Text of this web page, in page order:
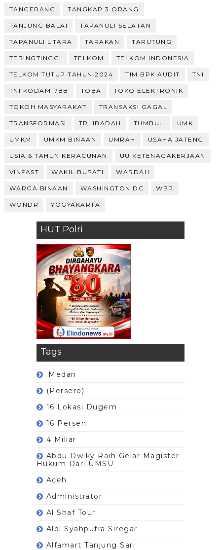
TANGERANG TANGKAP 3 ORANG
TANJUNG BALAI TAPANULI SELATAN
TAPANULI UTARA TARAKAN TARUTUNG
TEBINGTINGGI TELKOM TELKOM INDONESIA
TELKOM TUTUP TAHUN 2024 TIM BPK AUDIT TNI
TNI KODAM I/BB TOBA TOKO ELEKTRONIK
TOKOH MASYARAKAT TRANSAKSI GAGAL
TRANSFORMASI TRI IBADAH TUMBUH UMK
UMKM UMKM BINAAN UMRAH USAHA JATENG
USIA 6 TAHUN KERACUNAN UU KETENAGAKERJAAN
VINFAST WAKIL BUPATI WARDAH
WARGA BINAAN WASHINGTON DC WBP
WONDR YOGYAKARTA
HUT Polri
Tags
.Medan
(Persero)
16 Lokasi Dugem
16 Persen
4 Miliar
Abdu Dwiky Raih Gelar Magister
Hukum Dari UMSU
Aceh
Administrator
Al Shaf Tour
Aldi Syahputra Siregar
Alfamart Tanjung Sari